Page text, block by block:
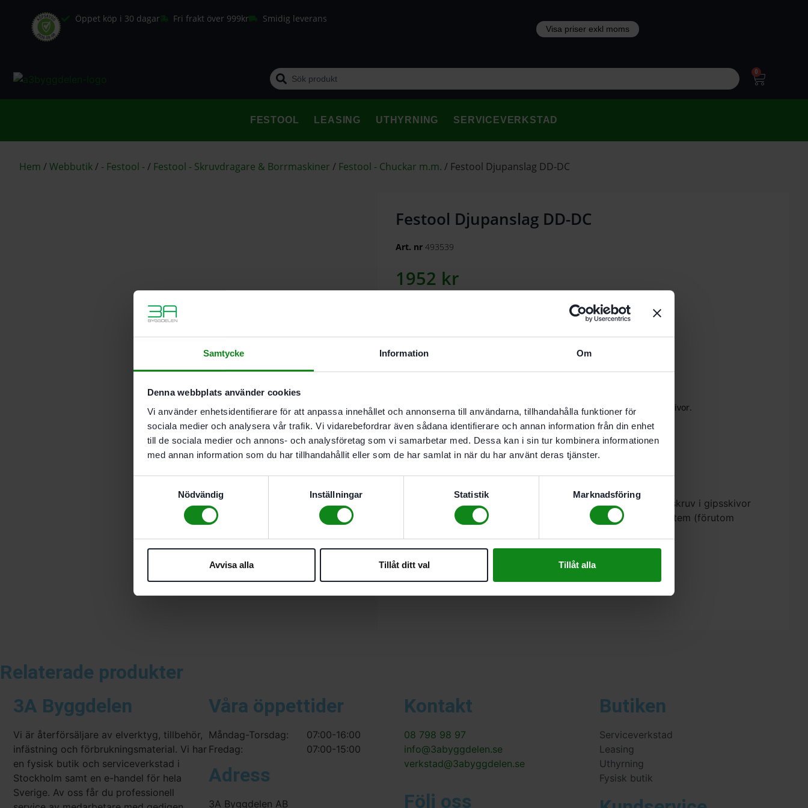
Samtycke Information Om
Denna webbplats använder cookies
Vi använder enhetsidentifierare för att anpassa innehållet och annonserna till användarna, tillhandahålla funktioner för
sociala medier och analysera vår trafik. Vi vidarebefordrar även sådana identifierare och annan information från din enhet
till de sociala medier och annons- och analysföretag som vi samarbetar med. Dessa kan i sin tur kombinera informationen
med annan information som du har tillhandahållit eller som de har samlat in när du har använt deras tjänster.
Nödvändig
Inställningar Statistik Marknadsföring
Avvisa alla Tillåt ditt val Tillåt alla
Öppet köp i 30 dagar Fri frakt över 999kr Smidig leverans
0
FESTOOL LEASING UTHYRNING SERVICEVERKSTAD
Hem /Webbutik/ - Festool -/ Festool - Skruvdragare & Borrmaskiner / Festool - Chuckar m.m. / Festool Djupanslag DD-DC
Festool Djupanslag DD-DC
Art. nr 493539
1952 kr
Lägg till i varukorg
I butikslager. Skickas nästkommande vardag.
För exakt skruvning med jämnt skruvdjup, t ex bandad skruv i gipsskivor.
Beskrivning
Recensioner (0)
Egenskaper
För exakt skruvning med jämnt skruvdjup. t ex bandad skruv i gipsskivor
För alla Festool C- och T-skruvdragare med FastFix-system (förutom
Det finns inga recensioner än.
Bli först med att recensera ”Festool Djupanslag DD-DC”
Du måste varainloggadför att skriva en recension.
Relaterade produkter
3A Byggdelen
Vi är återförsäljare av elverktyg, tillbehör,
infästning och förbrukningsmaterial. Vi har
en fysisk butik och serviceverkstad i
Stockholm samt en e-handel för hela
Sverige. Av oss får du professionell
Våra öppettider
Måndag-Torsdag:
Fredag:
07:00-16:00
07:00-15:00
Adress
3A Byggdelen AB
Kontakt
08 798 98 97
info@3abyggdelen.se
verkstad@3abyggdelen.se
Följ oss
Butiken
Serviceverkstad
Leasing
Uthyrning
Fysisk butik